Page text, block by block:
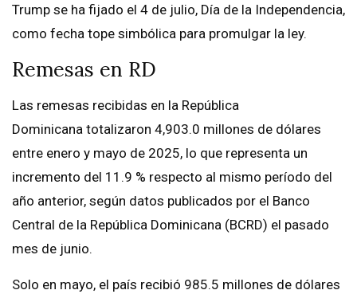
Trump se ha fijado el 4 de julio, Día de la Independencia,
como fecha tope simbólica para promulgar la ley.
Remesas en RD
Las remesas recibidas en la República
Dominicana totalizaron 4,903.0 millones de dólares
entre enero y mayo de 2025, lo que representa un
incremento del 11.9 % respecto al mismo período del
año anterior, según datos publicados por el Banco
Central de la República Dominicana (BCRD) el pasado
mes de junio.
Solo en mayo, el país recibió 985.5 millones de dólares